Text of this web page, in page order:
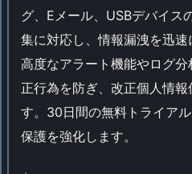
グ、Eメール、USBデバイス
集に対応し、情報漏洩を迅速
高度なアラート機能やログ
正行為を防ぎ、改正個人情
す。30日間の無料トライア
保護を強化します。